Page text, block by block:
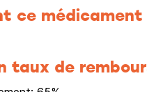
ce médicament
taux de